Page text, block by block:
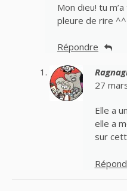
Mon dieu! tu
pleure de rire ^^
Répondre
27
Elle a
elle a
sur